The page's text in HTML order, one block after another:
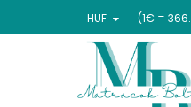
HUF (1€ =